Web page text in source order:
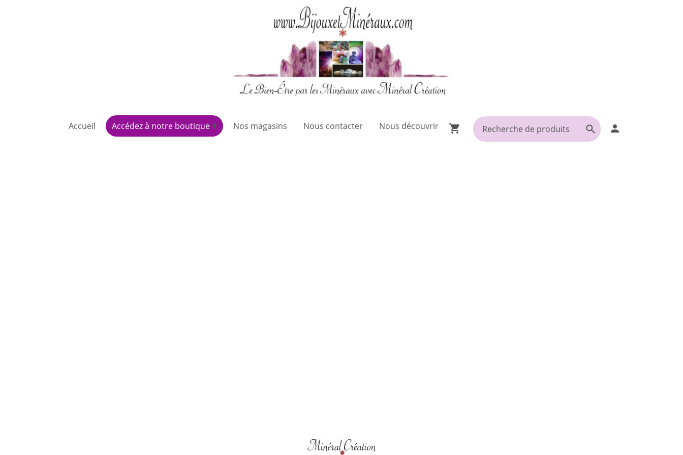
Accueil Accédez à notre boutique Nos magasins Nous contacter Nous découvrir